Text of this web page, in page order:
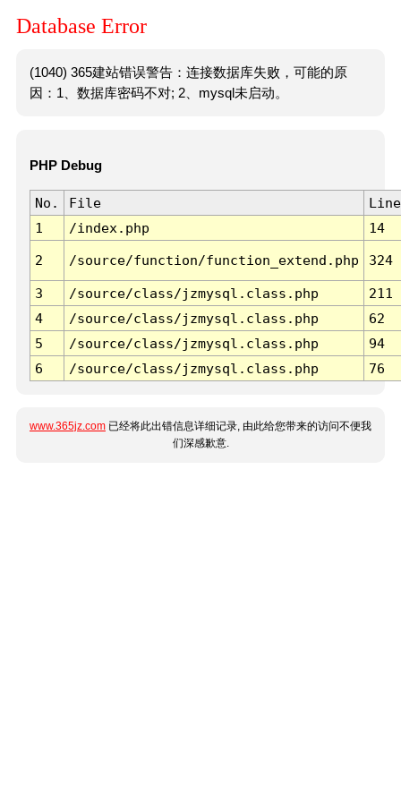
Database Error
(1040) 365建站错误警告：连接数据库失败，可能的原
因：1、数据库密码不对; 2、mysql未启动。
PHP Debug
No. File
Line
1
/index.php 14
2 /source/function/function_extend.php 324
3 /source/class/jzmysql.class.php
211
4
/source/class/jzmysql.class.php
62
5
/source/class/jzmysql.class.php
94
6
/source/class/jzmysql.class.php 76
www.365jz.com 已经将此出错信息详细记录, 由此给您带来的访问不便我
们深感歉意.